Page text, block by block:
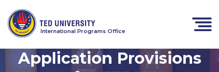
International Programs Office
Application Provisions